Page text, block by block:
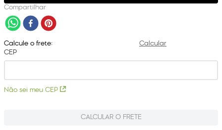
Compartilhar
Calcule o frete:
Calcular
CEP
Não sei meu CEP
CALCULAR O FRETE